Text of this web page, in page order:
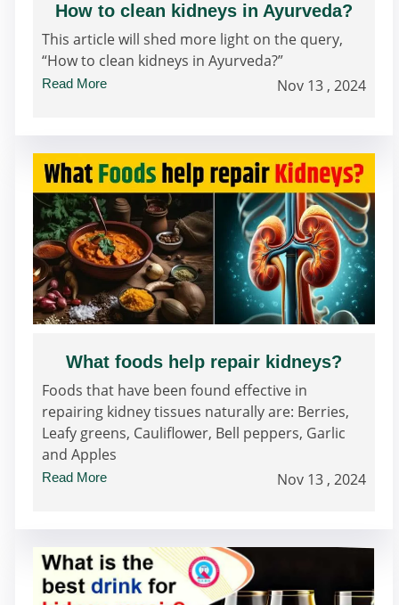
How to clean kidneys in Ayurveda?
This article will shed more light on the query,
“How to clean kidneys in Ayurveda?”
Read More Nov 13 , 2024
What foods help repair kidneys?
Foods that have been found effective in
repairing kidney tissues naturally are: Berries,
Leafy greens, Cauliflower, Bell peppers, Garlic
and Apples
Read More Nov 13 , 2024